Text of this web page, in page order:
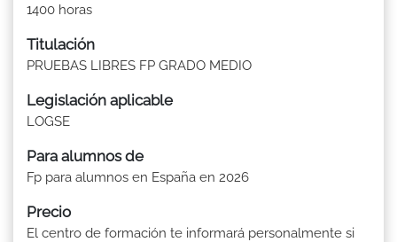
1400 horas
Titulación
PRUEBAS LIBRES FP GRADO MEDIO
Legislación aplicable
LOGSE
Para alumnos de
Fp para alumnos en España en 2026
Precio
El centro de formación te informará personalmente si